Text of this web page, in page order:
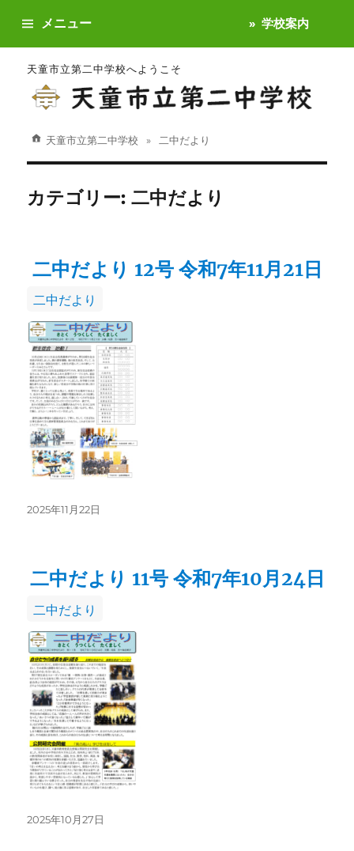
天童市立第二中学校へようこそ
メニュー 学校案内
天童市立第二中学校 二中だより
カテゴリー:二中だより
二中だより 12号 令和7年11月21日
カ
テ
ゴ
リ
ー
二中だより
投
2025年11月22日
二中だより 11号 令和7年10月24日
カ
テ
ゴ
リ
ー
二中だより
投
2025年10月27日